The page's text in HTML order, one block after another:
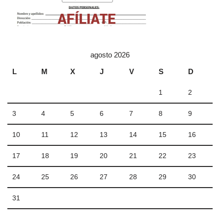
agosto 2026
L
M X J V S D
1 2
3 4 5 6 7 8 9
10 11 12 13 14 15 16
17 18 19 20 21 22 23
24 25 26 27 28 29 30
31